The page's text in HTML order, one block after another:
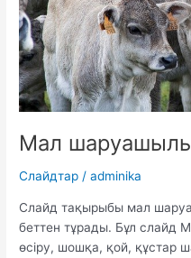
Мал
Слайдтар /adminika
Слайд тақырыбы мал
беттен тұрады. Бұл слайд
өсіру, шошқа, қой, құстар